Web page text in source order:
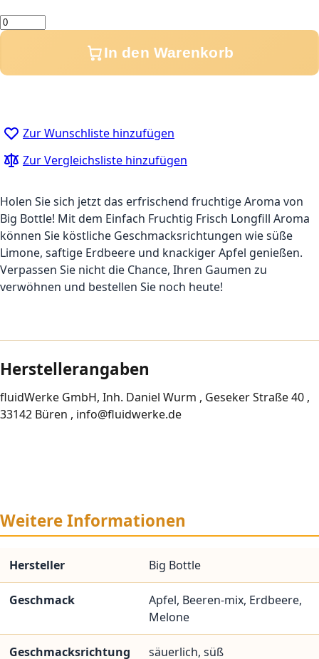
Menge
In den Warenkorb
Zur Wunschliste hinzufügen
Zur Vergleichsliste hinzufügen
Holen Sie sich jetzt das erfrischend fruchtige Aroma von
Big Bottle! Mit dem Einfach Fruchtig Frisch Longfill Aroma
können Sie köstliche Geschmacksrichtungen wie süße
Limone, saftige Erdbeere und knackiger Apfel genießen.
Verpassen Sie nicht die Chance, Ihren Gaumen zu
verwöhnen und bestellen Sie noch heute!
Herstellerangaben
fluidWerke GmbH, Inh. Daniel Wurm , Geseker Straße 40 ,
33142 Büren , info@fluidwerke.de
Weitere Informationen
Hersteller Big Bottle
Geschmack
Apfel, Beeren-mix, Erdbeere,
Melone
Geschmacksrichtung säuerlich, süß